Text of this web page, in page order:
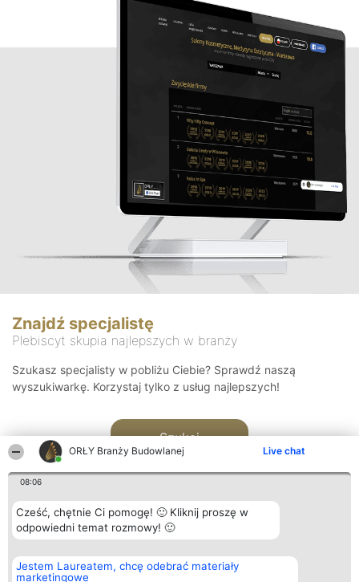
ORŁY Branży Budowlanej Live chat
08:06
Cześć, chętnie Ci pomogę! 🙂 Kliknij proszę w
odpowiedni temat rozmowy! 🙂
Jestem Laureatem, chcę odebrać materiały
marketingowe
Znajdź specjalistę
Plebiscyt skupia najlepszych w branży
Szukasz specjalisty w pobliżu Ciebie? Sprawdź naszą
wyszukiwarkę. Korzystaj tylko z usług najlepszych!
Szukaj
Organizator plebiscytu
Bright Side Solutions sp. z o.
o. sp. k.
Plebiscyt
Laureaci
Kontakt
Kontakt